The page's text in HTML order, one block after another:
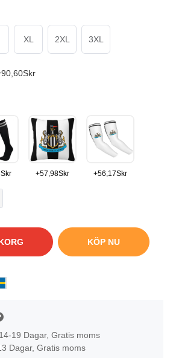
XL 2XL 3XL
90,60Skr
Skr +57,98Skr +56,17Skr
KÖP NU
19 Dagar, Gratis moms
Dagar, Gratis moms